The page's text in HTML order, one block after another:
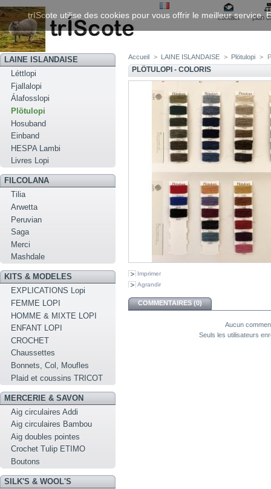
contact plan
LAINE ISLANDAISE
Léttlopi
Fjallalopi
Álafosslopi
Plötulopi
Hosuband
Einband
HESPA Lambi
Livres Lopi
FILCOLANA
Tilia
Arwetta
Peruvian
Saga
Merci
Mashdale
KITS & MODELES
EXPLICATIONS Lopi
FEMME LOPI
HOMME & MIXTE LOPI
ENFANT LOPI
CROCHET
Chaussettes
Bonnets, Col, Moufles
Plaid et coussins TRICOT
MERCERIE & SAVON
Aig circulaires Addi
Aig circulaires Bambou
Aig doubles pointes
Crochet Tulip ETIMO
Boutons
SILK'S & WOOL'S
Accueil > LAINE ISLANDAISE > Plötulopi >
PLÖTULOPI - COLORIS
Imprimer
Agrandir
COMMENTAIRES (0)
Aucun
Seuls les utilisateurs
trIScote utilise des cookies pour vous offrir le meilleur